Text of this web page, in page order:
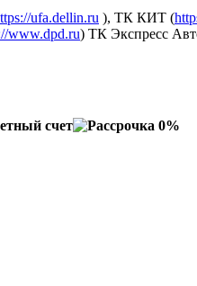
ufa.dellin.ru ), ТК КИТ (
www.dpd.ru) ТК Экспресс